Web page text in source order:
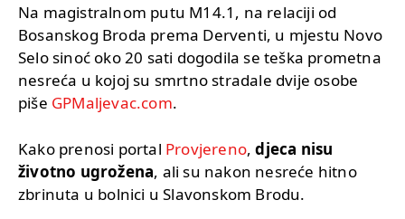
Na magistralnom putu M14.1, na relaciji od
Bosanskog Broda prema Derventi, u mjestu Novo
Selo sinoć oko 20 sati dogodila se teška prometna
nesreća u kojoj su smrtno stradale dvije osobe
piše GPMaljevac.com.
Kako prenosi portal Provjereno,djeca nisu
životno ugrožena, ali su nakon nesreće hitno
zbrinuta u bolnici u Slavonskom Brodu.